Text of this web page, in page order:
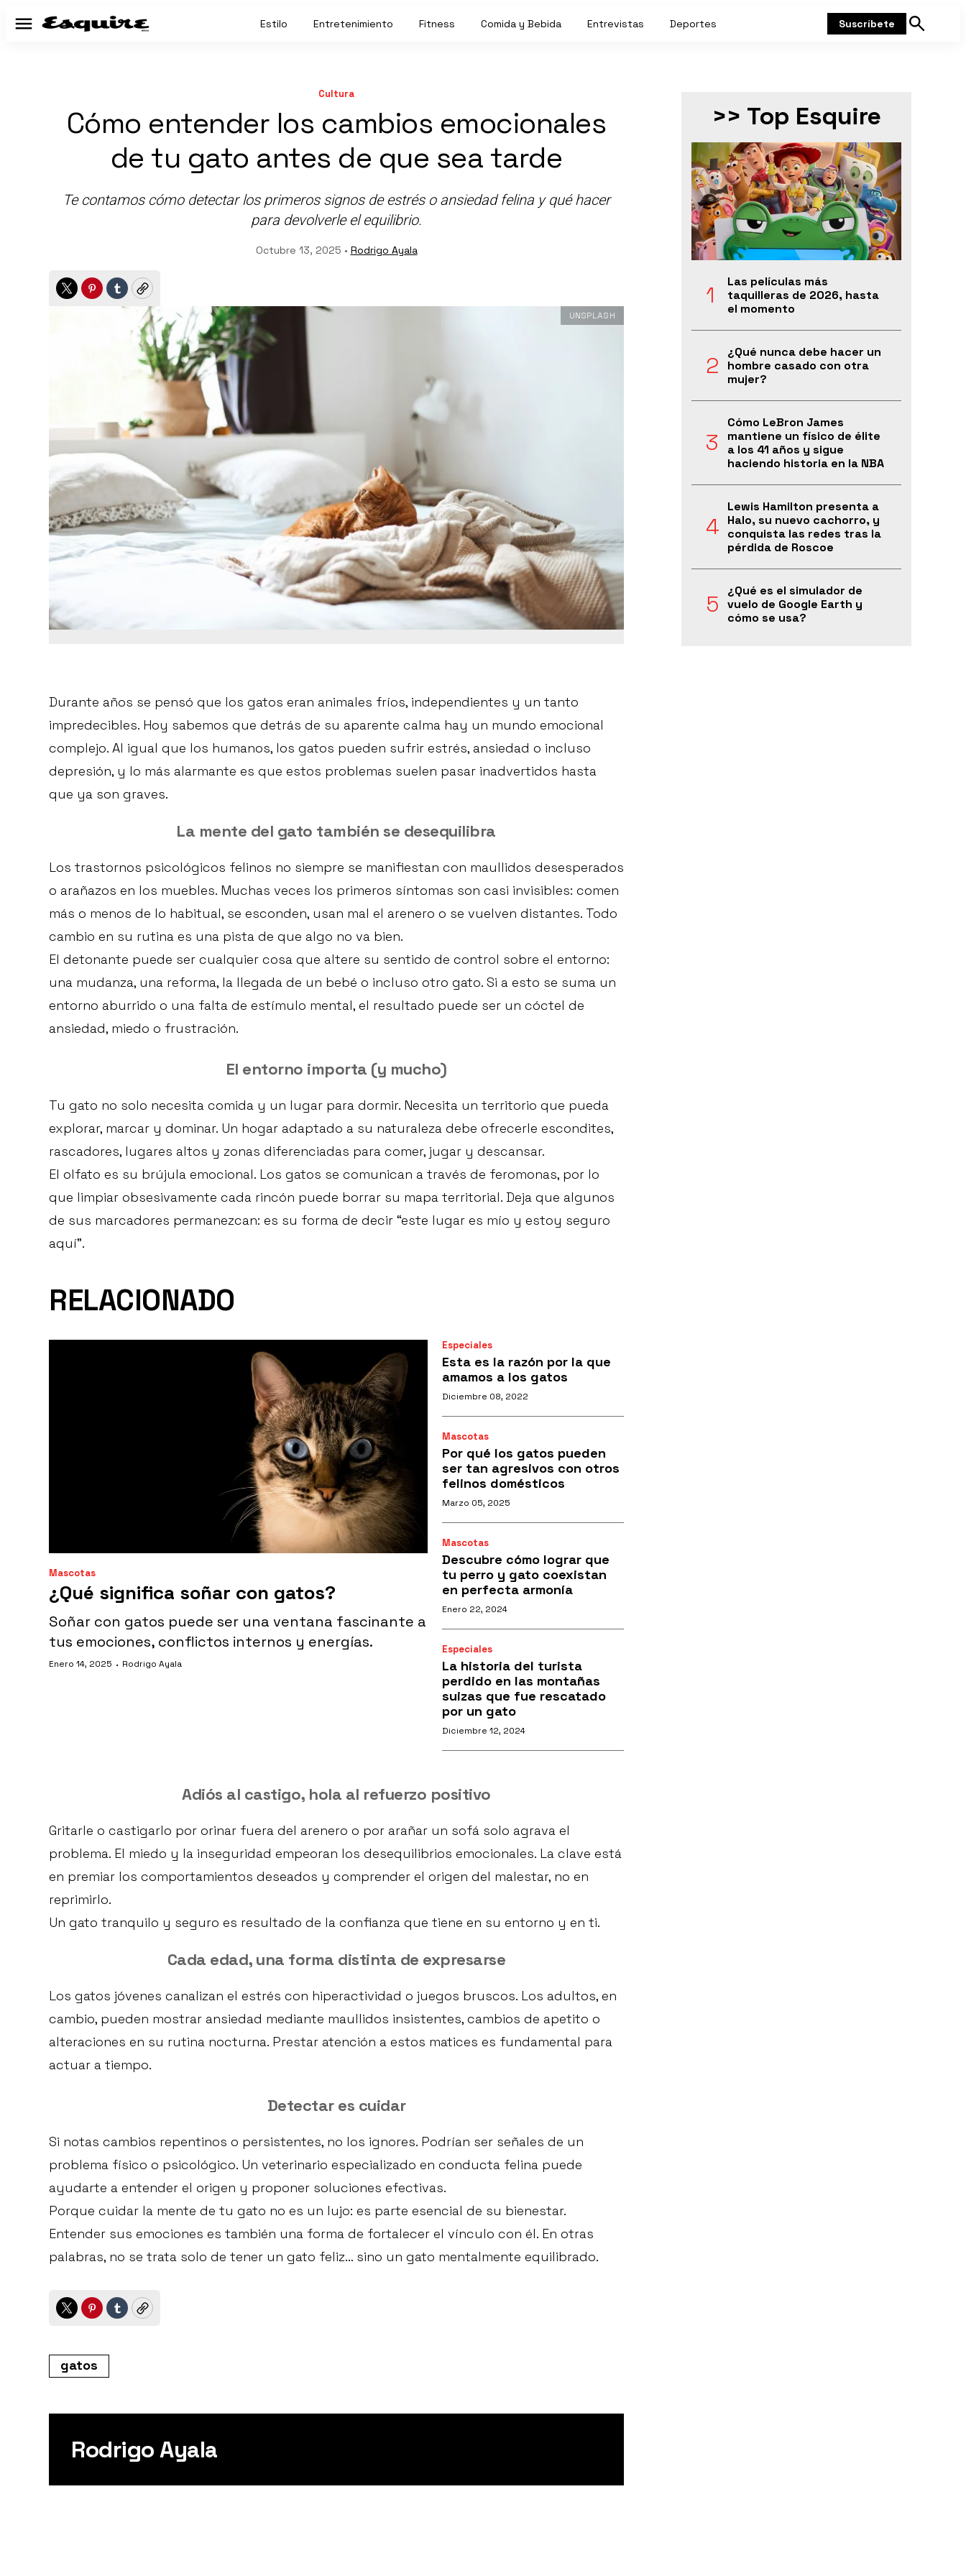
Menú Estilo Entretenimiento Fitness Comida y Bebida Entrevistas Deportes Suscríbete
Mostrar
Cultura
Cómo entender los cambios emocionales
de tu gato antes de que sea tarde
Te contamos cómo detectar los primeros signos de estrés o ansiedad felina y qué hacer
para devolverle el equilibrio.
Octubre 13, 2025 • Rodrigo Ayala
TwitterPinterest
TumblrCopy
UNSPLASH
Durante años se pensó que los gatos eran animales fríos, independientes y un tanto
impredecibles. Hoy sabemos que detrás de su aparente calma hay un mundo emocional
complejo. Al igual que los humanos, los gatos pueden sufrir estrés, ansiedad o incluso
depresión, y lo más alarmante es que estos problemas suelen pasar inadvertidos hasta
que ya son graves.
La mente del gato también se desequilibra
Los trastornos psicológicos felinos no siempre se manifiestan con maullidos desesperados
o arañazos en los muebles. Muchas veces los primeros síntomas son casi invisibles: comen
más o menos de lo habitual, se esconden, usan mal el arenero o se vuelven distantes. Todo
cambio en su rutina es una pista de que algo no va bien.
El detonante puede ser cualquier cosa que altere su sentido de control sobre el entorno:
una mudanza, una reforma, la llegada de un bebé o incluso otro gato. Si a esto se suma un
entorno aburrido o una falta de estímulo mental, el resultado puede ser un cóctel de
ansiedad, miedo o frustración.
El entorno importa (y mucho)
Tu gato no solo necesita comida y un lugar para dormir. Necesita un territorio que pueda
explorar, marcar y dominar. Un hogar adaptado a su naturaleza debe ofrecerle escondites,
rascadores, lugares altos y zonas diferenciadas para comer, jugar y descansar.
El olfato es su brújula emocional. Los gatos se comunican a través de feromonas, por lo
que limpiar obsesivamente cada rincón puede borrar su mapa territorial. Deja que algunos
de sus marcadores permanezcan: es su forma de decir “este lugar es mío y estoy seguro
aquí”.
RELACIONADO
Mascotas
¿Qué significa soñar con gatos?
Soñar con gatos puede ser una ventana fascinante a
tus emociones, conflictos internos y energías.
Enero 14, 2025 · Rodrigo Ayala
Especiales
Esta es la razón por la que
amamos a los gatos
Diciembre 08, 2022
Mascotas
Por qué los gatos pueden
ser tan agresivos con otros
felinos domésticos
Marzo 05, 2025
Mascotas
Descubre cómo lograr que
tu perro y gato coexistan
en perfecta armonía
Enero 22, 2024
Especiales
La historia del turista
perdido en las montañas
suizas que fue rescatado
por un gato
Diciembre 12, 2024
Adiós al castigo, hola al refuerzo positivo
Gritarle o castigarlo por orinar fuera del arenero o por arañar un sofá solo agrava el
problema. El miedo y la inseguridad empeoran los desequilibrios emocionales. La clave está
en premiar los comportamientos deseados y comprender el origen del malestar, no en
reprimirlo.
Un gato tranquilo y seguro es resultado de la confianza que tiene en su entorno y en ti.
Cada edad, una forma distinta de expresarse
Los gatos jóvenes canalizan el estrés con hiperactividad o juegos bruscos. Los adultos, en
cambio, pueden mostrar ansiedad mediante maullidos insistentes, cambios de apetito o
alteraciones en su rutina nocturna. Prestar atención a estos matices es fundamental para
actuar a tiempo.
Detectar es cuidar
Si notas cambios repentinos o persistentes, no los ignores. Podrían ser señales de un
problema físico o psicológico. Un veterinario especializado en conducta felina puede
ayudarte a entender el origen y proponer soluciones efectivas.
Porque cuidar la mente de tu gato no es un lujo: es parte esencial de su bienestar.
Entender sus emociones es también una forma de fortalecer el vínculo con él. En otras
palabras, no se trata solo de tener un gato feliz… sino un gato mentalmente equilibrado.
TwitterPinterest
TumblrCopy
gatos
Rodrigo Ayala
>> Top Esquire
Las películas más
taquilleras de 2026, hasta
el momento
¿Qué nunca debe hacer un
hombre casado con otra
mujer?
Cómo LeBron James
mantiene un físico de élite
a los 41 años y sigue
haciendo historia en la NBA
Lewis Hamilton presenta a
Halo, su nuevo cachorro, y
conquista las redes tras la
pérdida de Roscoe
¿Qué es el simulador de
vuelo de Google Earth y
cómo se usa?